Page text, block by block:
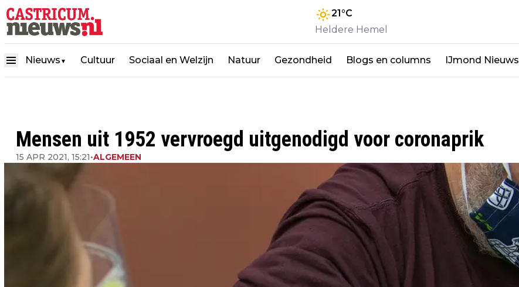
21°C
Heldere Hemel
Nieuws ▼ Cultuur Sociaal en Welzijn Natuur Gezondheid Blogs en columns IJmond Nieuws
Mensen uit 1952 vervroegd uitgenodigd voor coronaprik
15 APR 2021, 15:21•ALGEMEEN